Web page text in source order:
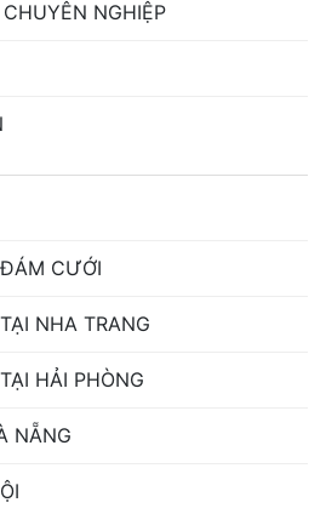
NGHIỆP
CƯỚI
NHA TRANG
HẢI PHÒNG
NẴNG